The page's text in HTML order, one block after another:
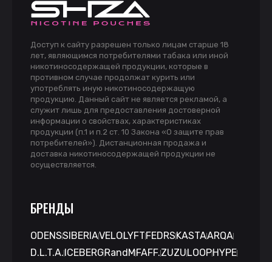
Доступ к сайту разрешен только лицам старше 18
лет, являющимся потребителями табака или иной
никотиносодержащей продукции, которые в
противном случае продолжат курить или
употреблять иную никотиносодержащую
продукцию. Данный сайт не является рекламой, а
служит лишь для предоставления достоверной
информации о свойствах, характеристиках
продукции (п.1 и п.2 ст. 10 Закона «О защите прав
потребителей»). Дистанционная продажа и
доставка никотиносодержащей продукции не
осуществляется.
БРЕНДЫ
ODENSSIBERIAVELOLYFTFEDRSKASTAARQA
D.L.T.A.ICEBERGRandMFAFF.ZUZULOOPHYPE